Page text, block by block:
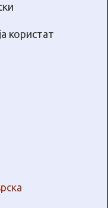
користат